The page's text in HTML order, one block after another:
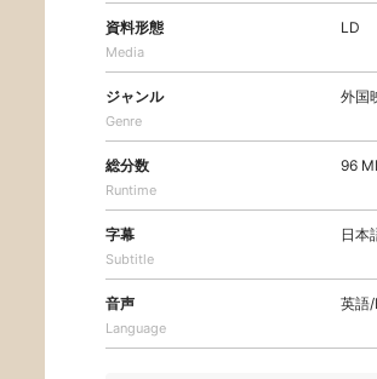
資料形態
Media
LD
ジャンル
Genre
外国
総分数
Runtime
96
字幕
Subtitle
日本
音声
Language
英語